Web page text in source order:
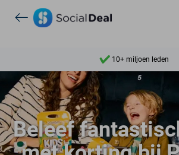
Ontdek 15.000+ deals
10+ miljoen leden
Ontdek 15.000+ deals
Beleef